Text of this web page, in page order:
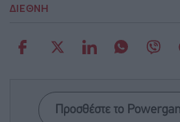
ΔΙΕΘΝΗ
Προσθέστε το